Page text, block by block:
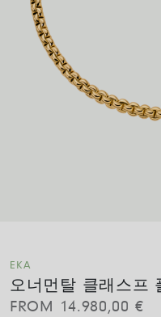
EKA
오너먼탈 클래스프
FROM
14.980,00 €